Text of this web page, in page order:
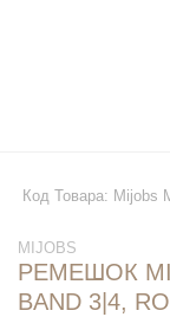
Код Товара: Mijobs
MIJOBS
РЕМЕШОК
BAND 3|4,